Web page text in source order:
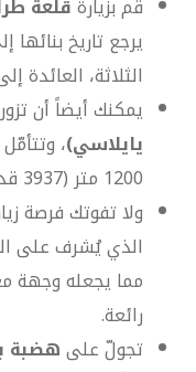
قم بزيارةقلعة
يرجع تاريخ بنائها
الثلاثة، العائدة إلى العام
يمكنك أيضاً أن تزور
يايلاسي)،
1200 متر (3937 قدماً) عن سطح البحر.
ولا تفوتك فرصة
الذي يُشرف على
مما يجعله وجهة
رائعة.
تجولّ علىهضبة